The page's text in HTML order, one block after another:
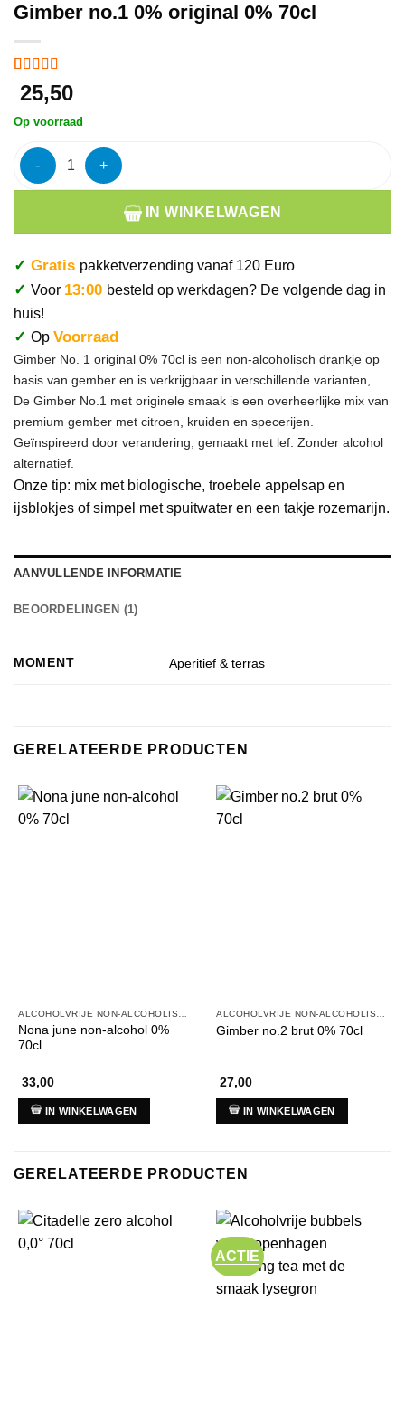
Gimber no.1 0% original 0% 70cl
Gewaardeerd
5op 5
gebaseerd
op klant
25,50
Op voorraad
Gimber no.1 0% original 0% 70cl aantal
IN WINKELWAGEN
✓ Gratis pakketverzending vanaf 120 Euro
✓ Voor 13:00 besteld op werkdagen? De volgende dag in
huis!
✓ Op Voorraad
Gimber No. 1 original 0% 70cl is een non-alcoholisch drankje op
basis van gember en is verkrijgbaar in verschillende varianten,.
De Gimber No.1 met originele smaak is een overheerlijke mix van
premium gember met citroen, kruiden en specerijen.
Geïnspireerd door verandering, gemaakt met lef. Zonder alcohol
alternatief.
Onze tip: mix met biologische, troebele appelsap en
ijsblokjes of simpel met spuitwater en een takje rozemarijn.
AANVULLENDE INFORMATIE
BEOORDELINGEN (1)
MOMENT Aperitief & terras
GERELATEERDE PRODUCTEN
ALCOHOLVRIJE NON-ALCOHOLISCHE DRANKEN
Nona june non-alcohol 0%
70cl
33,00
IN WINKELWAGEN
ALCOHOLVRIJE NON-ALCOHOLISCHE DRANKEN
Gimber no.2 brut 0% 70cl
27,00
IN WINKELWAGEN
GERELATEERDE PRODUCTEN
ACTIE